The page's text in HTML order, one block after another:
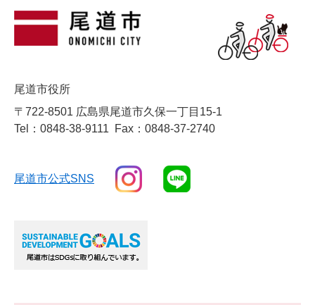
尾道市役所
〒722-8501 広島県尾道市久保一丁目15-1
Tel：0848-38-9111
Fax：0848-37-2740
尾道市公式SNS